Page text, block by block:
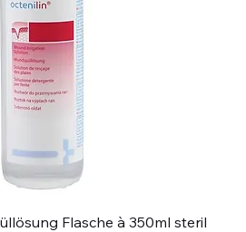
Flasche à 350ml steril